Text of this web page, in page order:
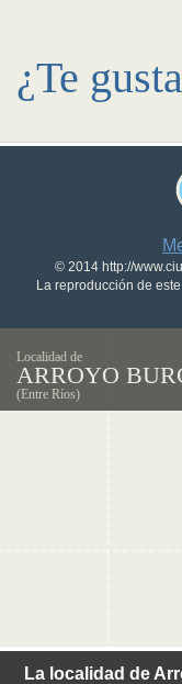
¿Te
© 2014 http://
La reproducción de
Localidad de
ARROYO
(Entre Ríos)
La localidad de